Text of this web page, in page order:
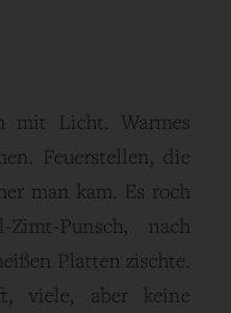
mit Licht. Warmes
Feuerstellen, die
man kam. Es roch
Punsch, nach
Platten zischte.
viele, aber keine